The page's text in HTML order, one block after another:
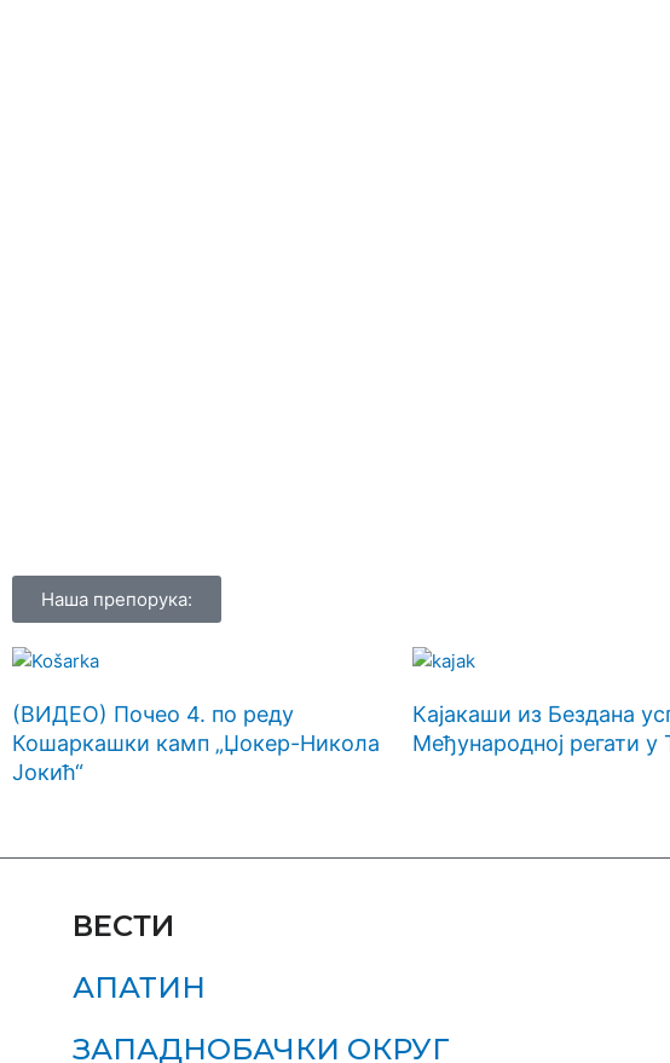
Наша препорука:
(ВИДЕО) Почео 4. по реду
Кошаркашки камп „Џокер-Никола
Јокић“
Кајакаши из Бездана
Међународној регати у
ВЕСТИ
АПАТИН
ЗАПАДНОБАЧКИ ОКРУГ